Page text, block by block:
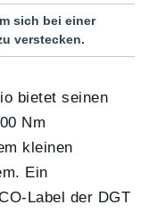
sich bei einer
verstecken.
bietet seinen
Nm
kleinen
Ein
Label der DGT